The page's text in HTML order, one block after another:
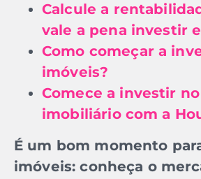
Calcule a
vale a pena investir
Como começar a
imóveis?
Comece a investir
imobiliário com a
É um bom momento
imóveis: conheça o